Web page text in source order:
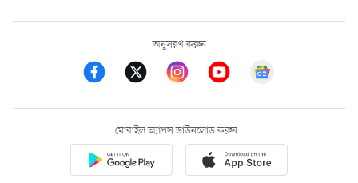
অনুসরণ করুন
মোবাইল অ্যাপস ডাউনলোড করুন